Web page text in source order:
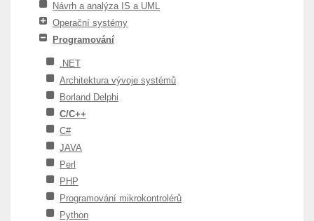
Návrh a analýza IS a UML
Operační systémy
Programování
.NET
Architektura vývoje systémů
Borland Delphi
C/C++
C#
JAVA
Perl
PHP
Programování mikrokontrolérů
Python